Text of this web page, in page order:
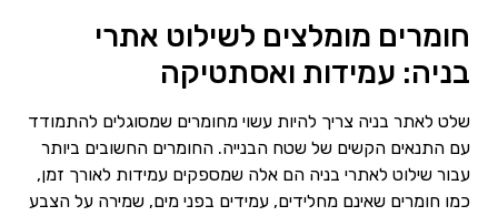
חומרים מומלצים לשילוט אתרי
בניה: עמידות ואסתטיקה
שלט לאתר בניה צריך להיות עשוי מחומרים שמסוגלים להתמודד
עם התנאים הקשים של שטח הבנייה. החומרים החשובים ביותר
עבור שילוט לאתרי בניה הם אלה שמספקים עמידות לאורך זמן,
כמו חומרים שאינם מחלידים, עמידים בפני מים, שמירה על הצבע